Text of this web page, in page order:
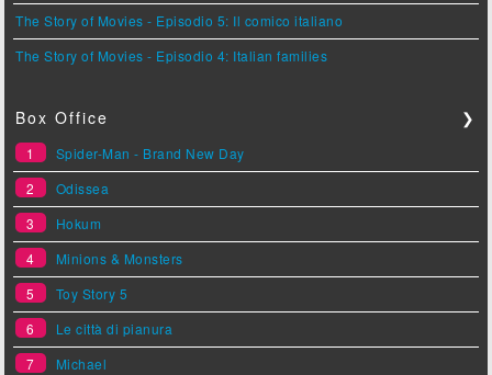
The Story of Movies - Episodio 5: Il comico italiano
The Story of Movies - Episodio 4: Italian families
Box Office ❯
1
Spider-Man - Brand New Day
2
Odissea
3
Hokum
4
Minions & Monsters
5
Toy Story 5
6
Le città di pianura
7
Michael